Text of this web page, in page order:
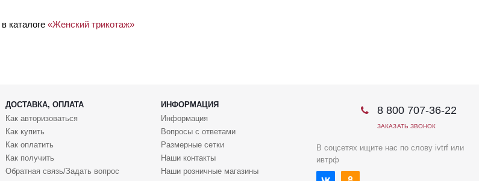
в каталоге «Женский трикотаж»
ДОСТАВКА, ОПЛАТА
ИНФОРМАЦИЯ
Как авторизоваться
Как купить
Как оплатить
Как получить
Обратная связь/Задать вопрос
Информация
Вопросы с ответами
Размерные сетки
Наши контакты
Наши розничные магазины
8 800 707-36-22
ЗАКАЗАТЬ ЗВОНОК
В соцсетях ищите нас по слову ivtrf или
ивтрф